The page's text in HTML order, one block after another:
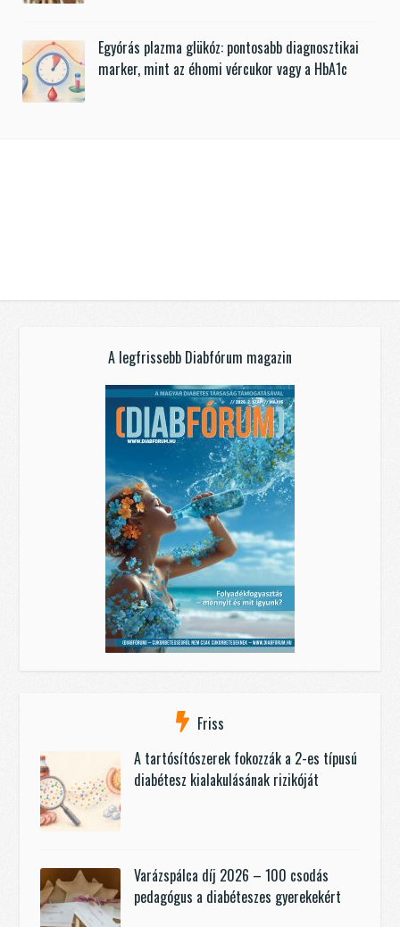
Egyórás plazma glükóz: pontosabb diagnosztikai
marker, mint az éhomi vércukor vagy a HbA1c
A legfrissebb Diabfórum magazin
Friss
A tartósítószerek fokozzák a 2-es típusú
diabétesz kialakulásának rizikóját
Varázspálca díj 2026 – 100 csodás
pedagógus a diabéteszes gyerekekért